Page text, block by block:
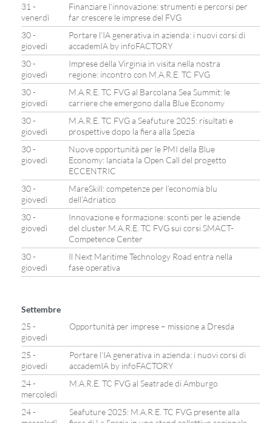
31 -
venerdì
Finanziare l’innovazione: strumenti e percorsi per
far crescere le imprese del FVG
30 -
giovedì
Portare l’IA generativa in azienda: i nuovi corsi di
accademIA by infoFACTORY
30 -
giovedì
Imprese della Virginia in visita nella nostra
regione: incontro con M.A.R.E. TC FVG
30 -
giovedì
M.A.R.E. TC FVG al Barcolana Sea Summit: le
carriere che emergono dalla Blue Economy
30 -
giovedì
M.A.R.E. TC FVG a Seafuture 2025: risultati e
prospettive dopo la fiera alla Spezia
30 -
giovedì
Nuove opportunità per le PMI della Blue
Economy: lanciata la Open Call del progetto
ECCENTRIC
30 -
giovedì
MareSkill: competenze per l’economia blu
dell’Adriatico
30 -
giovedì
Innovazione e formazione: sconti per le aziende
del cluster M.A.R.E. TC FVG sui corsi SMACT-
Competence Center
30 -
giovedì
Il Next Maritime Technology Road entra nella
fase operativa
Settembre
25 -
giovedì
Opportunità per imprese – missione a Dresda
25 -
giovedì
Portare l’IA generativa in azienda: i nuovi corsi di
accademIA by infoFACTORY
24 -
mercoledì
M.A.R.E. TC FVG al Seatrade di Amburgo
24 -
Seafuture 2025: M.A.R.E. TC FVG presente alla